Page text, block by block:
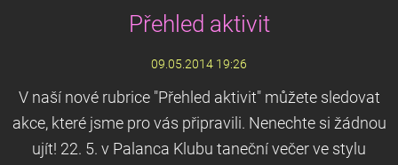
Přehled aktivit
09.05.2014 19:26
V naší nové rubrice "Přehled aktivit" můžete sledovat
akce, které jsme pro vás připravili. Nenechte si žádnou
ujít! 22. 5. v Palanca Klubu taneční večer ve stylu